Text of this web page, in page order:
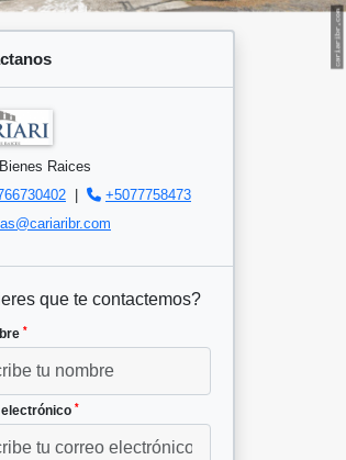
Raices
+5077758473
que te contactemos?
*
*